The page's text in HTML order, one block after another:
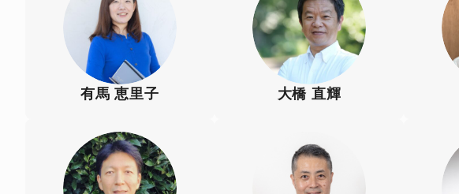
有馬 恵里子 大橋 直輝